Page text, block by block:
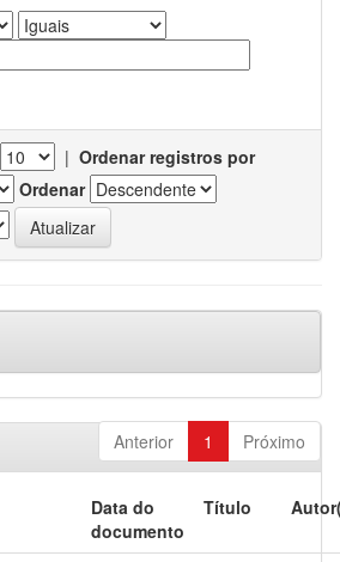
| Ordenar registros por
Ordenar
Anterior 1 Próximo
Data do
documento
Título